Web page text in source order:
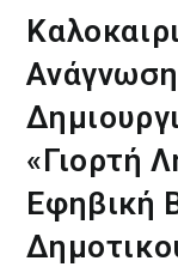
«Γιορτή
Εφηβική